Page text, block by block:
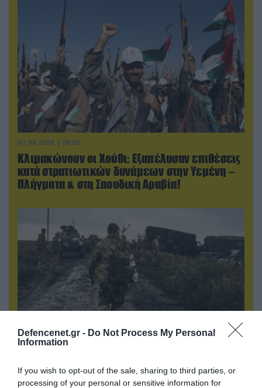
Defencenet.gr - Do Not Process My Personal
Information
If you wish to opt-out of the sale, sharing to third parties, or
processing of your personal or sensitive information for
07.08.2026 | 08:02
Κλιμακώνουν οι Χούθι: Eξαπέλυσαν επιθέσεις
κατά στρατιωτικών δυνάμεων στην Υεμένη –
Πλήγματα & στη Σαουδική Αραβία!
Ουκρανία: Αποκαλύφθηκε ο αριθμός των
ξένων εθελοντών που πολεμούν για το Κίεβο